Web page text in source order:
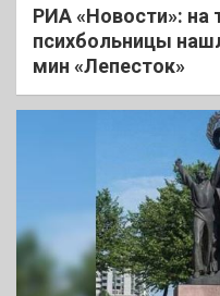
РИА «Новости»: на
психбольницы
мин «Лепесток»